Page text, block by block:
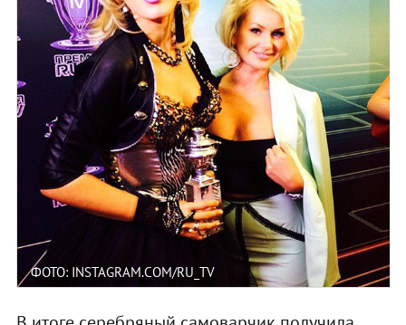
ФОТО: INSTAGRAM.COM/RU_TV